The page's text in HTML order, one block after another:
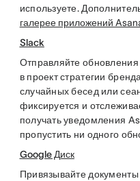
используете.
галерее приложений
Slack
Отправляйте
в проект стратегии
случайных бесед или
фиксируется и
получать уведомления
пропустить ни одного
Google Диск
Привязывайте документы